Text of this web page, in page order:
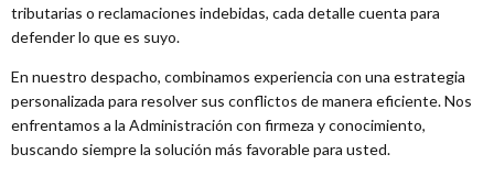
tributarias o reclamaciones indebidas, cada detalle cuenta para
defender lo que es suyo.
En nuestro despacho, combinamos experiencia con una estrategia
personalizada para resolver sus conflictos de manera eficiente. Nos
enfrentamos a la Administración con firmeza y conocimiento,
buscando siempre la solución más favorable para usted.